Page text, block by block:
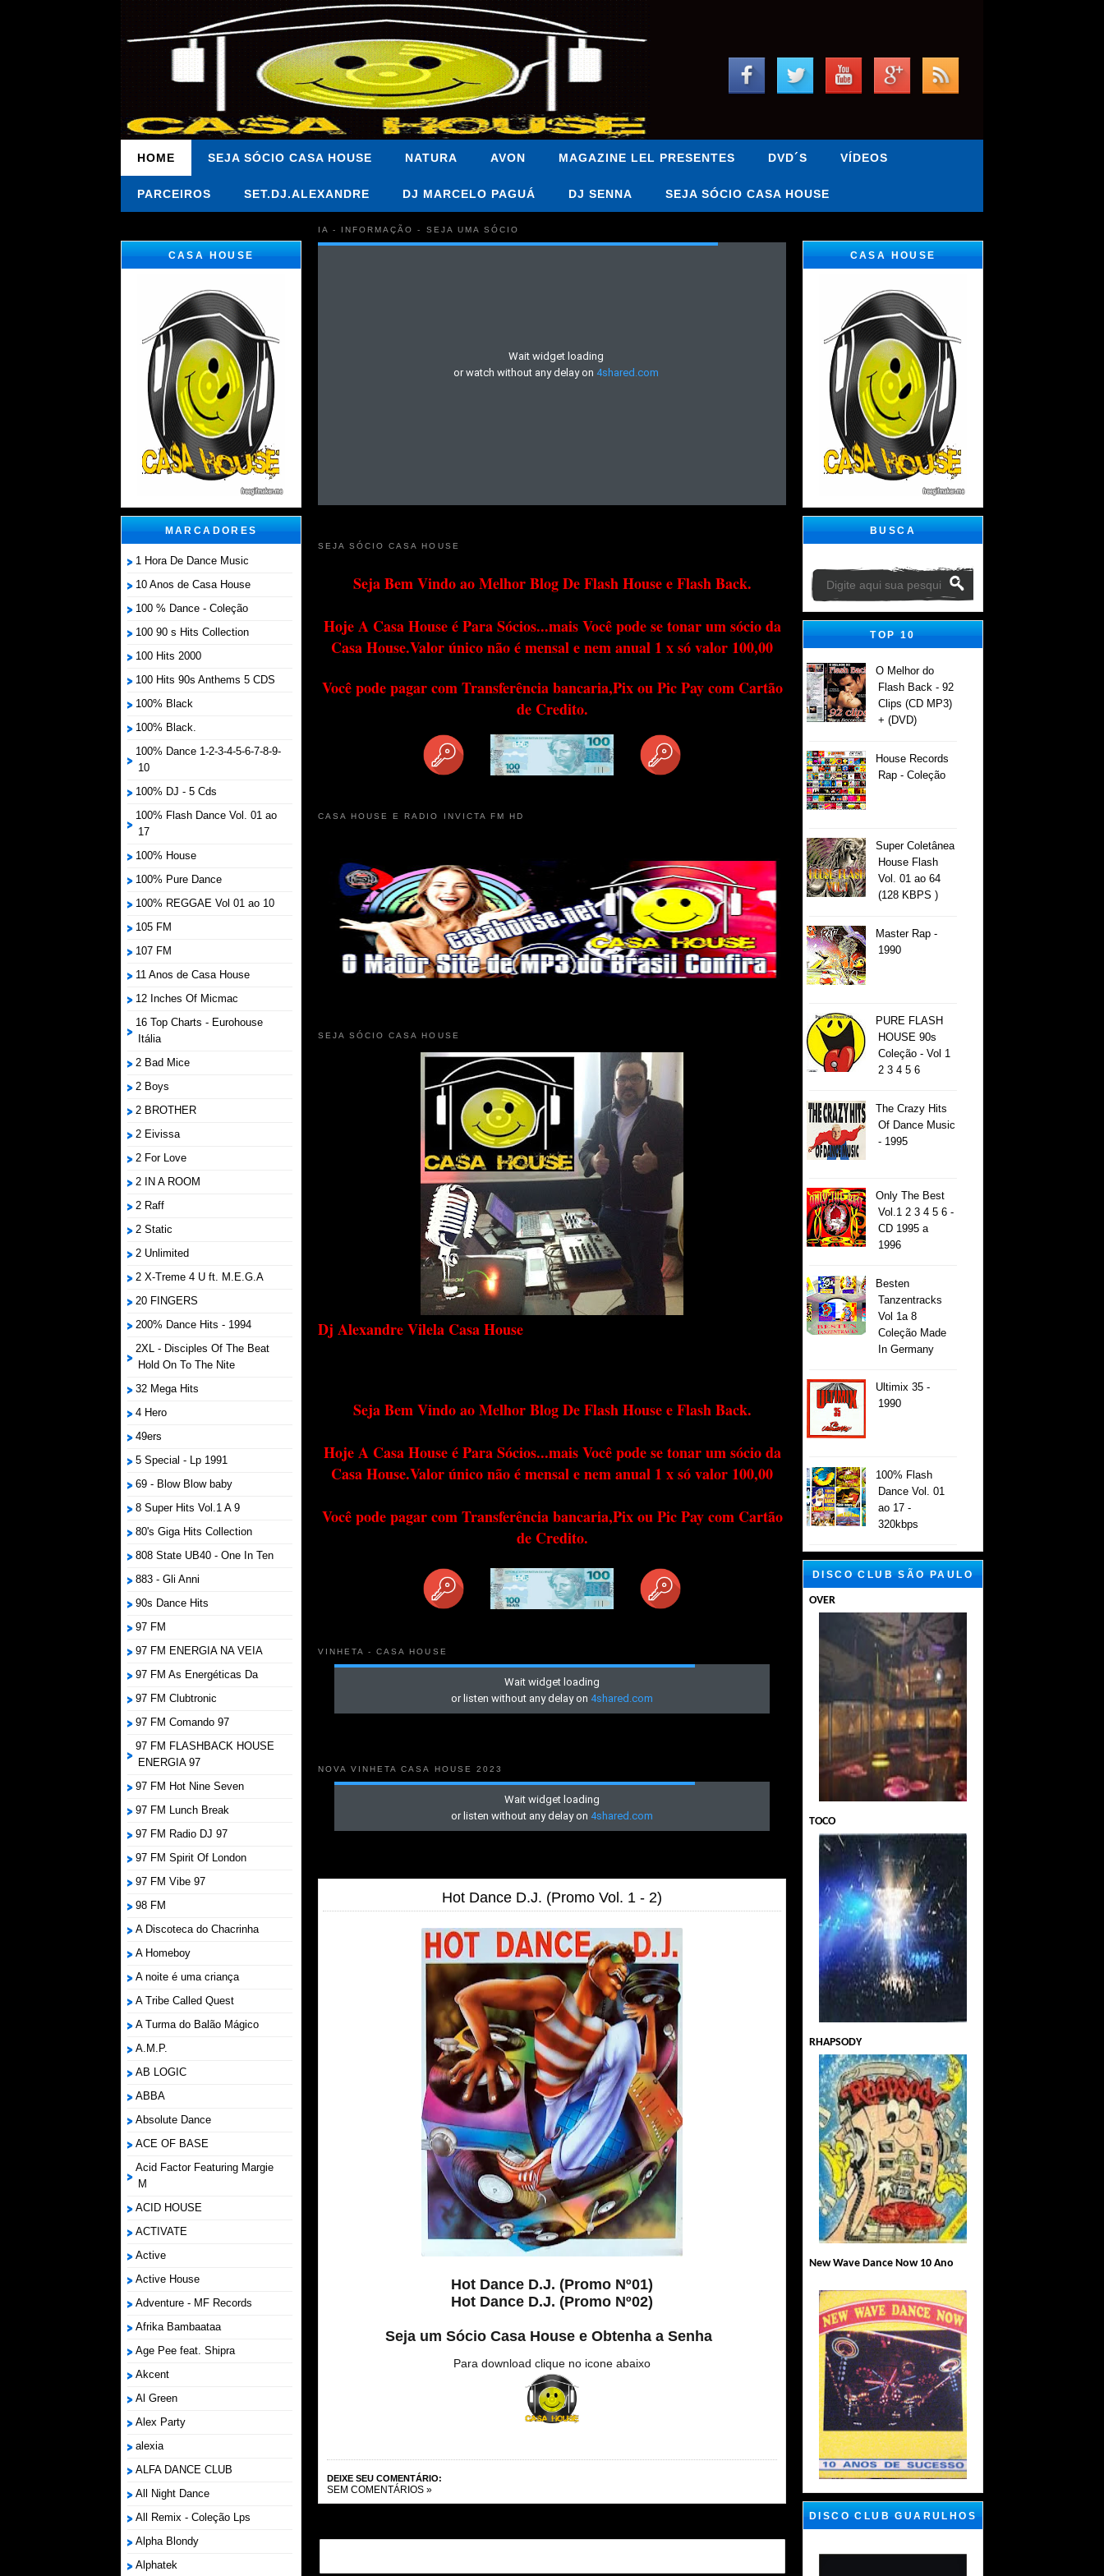
HOME SEJA SÓCIO CASA HOUSE NATURA AVON MAGAZINE LEL PRESENTES DVD´S VÍDEOS
PARCEIROS SET.DJ.ALEXANDRE DJ MARCELO PAGUÁ DJ SENNA SEJA SÓCIO CASA HOUSE
CASA HOUSE
MARCADORES
1 Hora De Dance Music
10 Anos de Casa House
100 % Dance - Coleção
100 90 s Hits Collection
100 Hits 2000
100 Hits 90s Anthems 5 CDS
100% Black
100% Black.
100% Dance 1-2-3-4-5-6-7-8-9-
10
100% DJ - 5 Cds
100% Flash Dance Vol. 01 ao
17
100% House
100% Pure Dance
100% REGGAE Vol 01 ao 10
105 FM
107 FM
11 Anos de Casa House
12 Inches Of Micmac
16 Top Charts - Eurohouse
Itália
2 Bad Mice
2 Boys
2 BROTHER
2 Eivissa
2 For Love
2 IN A ROOM
2 Raff
2 Static
2 Unlimited
2 X-Treme 4 U ft. M.E.G.A
20 FINGERS
200% Dance Hits - 1994
2XL - Disciples Of The Beat
Hold On To The Nite
32 Mega Hits
4 Hero
49ers
5 Special - Lp 1991
69 - Blow Blow baby
8 Super Hits Vol.1 A 9
80's Giga Hits Collection
808 State UB40 - One In Ten
883 - Gli Anni
90s Dance Hits
97 FM
97 FM ENERGIA NA VEIA
97 FM As Energéticas Da
97 FM Clubtronic
97 FM Comando 97
97 FM FLASHBACK HOUSE
ENERGIA 97
97 FM Hot Nine Seven
97 FM Lunch Break
97 FM Radio DJ 97
97 FM Spirit Of London
97 FM Vibe 97
98 FM
A Discoteca do Chacrinha
A Homeboy
A noite é uma criança
A Tribe Called Quest
A Turma do Balão Mágico
A.M.P.
AB LOGIC
ABBA
Absolute Dance
ACE OF BASE
Acid Factor Featuring Margie
M
ACID HOUSE
ACTIVATE
Active
Active House
Adventure - MF Records
Afrika Bambaataa
Age Pee feat. Shipra
Akcent
Al Green
Alex Party
alexia
ALFA DANCE CLUB
All Night Dance
All Remix - Coleção Lps
Alpha Blondy
Alphatek
IA - INFORMAÇÃO - SEJA UMA SÓCIO
SEJA SÓCIO CASA HOUSE
Seja Bem Vindo ao Melhor Blog De Flash House e Flash Back.
Hoje A Casa House é Para Sócios...mais Você pode se tonar um sócio da
Casa House.Valor único não é mensal e nem anual 1 x só valor 100,00
Você pode pagar com Transferência bancaria,Pix ou Pic Pay com Cartão
de Credito.
CASA HOUSE E RADIO INVICTA FM HD
SEJA SÓCIO CASA HOUSE
Dj Alexandre Vilela Casa House
Seja Bem Vindo ao Melhor Blog De Flash House e Flash Back.
Hoje A Casa House é Para Sócios...mais Você pode se tonar um sócio da
Casa House.Valor único não é mensal e nem anual 1 x só valor 100,00
Você pode pagar com Transferência bancaria,Pix ou Pic Pay com Cartão
de Credito.
VINHETA - CASA HOUSE
NOVA VINHETA CASA HOUSE 2023
Hot Dance D.J. (Promo Vol. 1 - 2)
Hot Dance D.J. (Promo Nº01)
Hot Dance D.J. (Promo Nº02)
Seja um Sócio Casa House e Obtenha a Senha
Para download clique no icone abaixo
DEIXE SEU COMENTÁRIO:
SEM COMENTÁRIOS »
CASA HOUSE
BUSCA
TOP 10
O Melhor do
Flash Back - 92
Clips (CD MP3)
+ (DVD)
House Records
Rap - Coleção
Super Coletânea
House Flash
Vol. 01 ao 64
(128 KBPS )
Master Rap -
1990
PURE FLASH
HOUSE 90s
Coleção - Vol 1
2 3 4 5 6
The Crazy Hits
Of Dance Music
- 1995
Only The Best
Vol.1 2 3 4 5 6 -
CD 1995 a
1996
Besten
Tanzentracks
Vol 1a 8
Coleção Made
In Germany
Ultimix 35 -
1990
100% Flash
Dance Vol. 01
ao 17 -
320kbps
DISCO CLUB SÃO PAULO
OVER
TOCO
RHAPSODY
New Wave Dance Now 10 Ano
DISCO CLUB GUARULHOS